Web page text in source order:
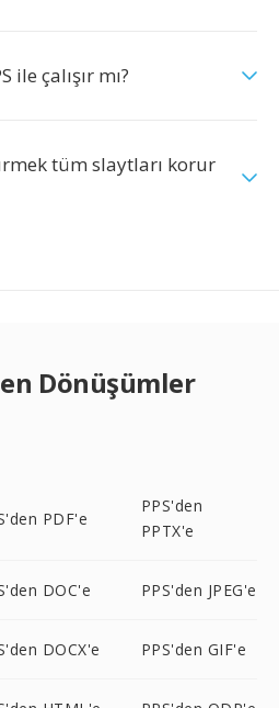
çalışır mı?
tüm slaytları korur
Dönüşümler
PDF'e
PPS'den
PPTX'e
DOC'e PPS'den JPEG'e
DOCX'e PPS'den GIF'e